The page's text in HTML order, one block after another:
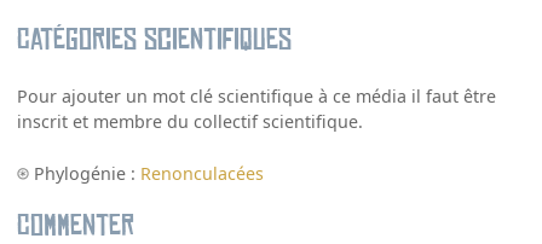
Catégories scientifiques
Pour ajouter un mot clé scientifique à ce média il faut être
inscrit et membre du collectif scientifique.
Phylogénie : Renonculacées
Commenter